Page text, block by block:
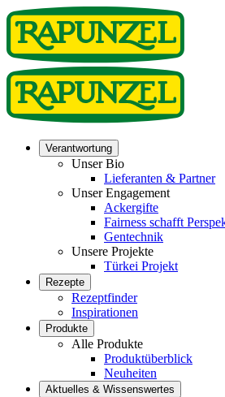
Verantwortung
Unser Bio
Lieferanten & Partner
Unser Engagement
Ackergifte
Fairness schafft
Gentechnik
Unsere Projekte
Türkei Projekt
Rezepte
Rezeptfinder
Inspirationen
Produkte
Alle Produkte
Produktüberblick
Neuheiten
Aktuelles & Wissenswertes